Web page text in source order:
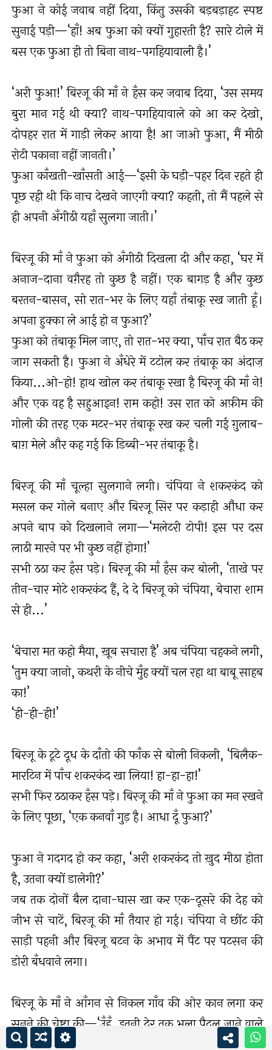
फुआ ने कोई जवाब नहीं दिया, किंतु उसकी बड़बड़ाहट स्पष्ट
सुनाई पड़ी—‘हाँ! अब फुआ को क्यों गुहारती है? सारे टोले में
बस एक फुआ ही तो बिना नाथ-पगहियावाली है।’
‘अरी फुआ!’ बिरजू की माँ ने हँस कर जवाब दिया, ‘उस समय
बुरा मान गई थी क्या? नाथ-पगहियावाले को आ कर देखो,
दोपहर रात में गाड़ी लेकर आया है! आ जाओ फुआ, मैं मीठी
रोटी पकाना नहीं जानती।’
फुआ काँखती-खाँसती आई—‘इसी के घड़ी-पहर दिन रहते ही
पूछ रही थी कि नाच देखने जाएगी क्या? कहती, तो मैं पहले से
ही अपनी अँगीठी यहाँ सुलगा जाती।’
बिरजू की माँ ने फुआ को अँगीठी दिखला दी और कहा, ‘घर में
अनाज-दाना वग़ैरह तो कुछ है नहीं। एक बागड़ है और कुछ
बरतन-बासन, सो रात-भर के लिए यहाँ तंबाकू रख जाती हूँ।
अपना हुक्का ले आई हो न फुआ?’
फुआ को तंबाकू मिल जाए, तो रात-भर क्या, पाँच रात बैठ कर
जाग सकती है। फुआ ने अँधेरे में टटोल कर तंबाकू का अंदाज़
किया...ओ-हो! हाथ खोल कर तंबाकू रखा है बिरजू की माँ ने!
और एक वह है सहुआइन! राम कहो! उस रात को अफ़ीम की
गोली की तरह एक मटर-भर तंबाकू रख कर चली गई ग़ुलाब-
बाग़ मेले और कह गई कि डिब्बी-भर तंबाकू है।
बिरजू की माँ चूल्हा सुलगाने लगी। चंपिया ने शकरकंद को
मसल कर गोले बनाए और बिरजू सिर पर कड़ाही औंधा कर
अपने बाप को दिखलाने लगा—‘मलेटरी टोपी! इस पर दस
लाठी मारने पर भी कुछ नहीं होगा!’
सभी ठठा कर हँस पड़े। बिरजू की माँ हँस कर बोली, ‘ताखे पर
तीन-चार मोटे शकरकंद हैं, दे दे बिरजू को चंपिया, बेचारा शाम
से ही...’
‘बेचारा मत कहो मैया, ख़ूब सचारा है’ अब चंपिया चहकने लगी,
‘तुम क्या जानो, कथरी के नीचे मुँह क्यों चल रहा था बाबू साहब
का!’
‘ही-ही-ही!’
बिरजू के टूटे दूध के दाँतो की फाँक से बोली निकली, ‘बिलैक-
मारटिन में पाँच शकरकंद खा लिया! हा-हा-हा!’
सभी फिर ठठाकर हँस पड़े। बिरजू की माँ ने फुआ का मन रखने
के लिए पूछा, ‘एक कनवाँ गुड़ है। आधा दूँ फुआ?’
फुआ ने गदगद हो कर कहा, ‘अरी शकरकंद तो ख़ुद मीठा होता
है, उतना क्यों डालेगी?’
जब तक दोनों बैल दाना-घास खा कर एक-दूसरे की देह को
जीभ से चाटें, बिरजू की माँ तैयार हो गई। चंपिया ने छींट की
साड़ी पहनी और बिरजू बटन के अभाव में पैंट पर पटसन की
डोरी बँधवाने लगा।
बिरजू के माँ ने आँगन से निकल गाँव की ओर कान लगा कर
सुनने की चेष्टा की—‘उँहुँ, इतनी देर तक भला पैदल जाने वाले
रुके रहेंगे?’